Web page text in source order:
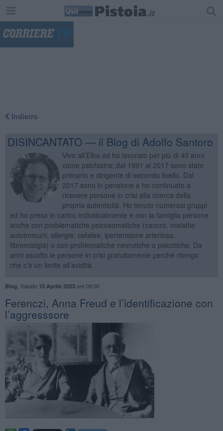
Indietro
DISINCANTATO — il Blog di Adolfo Santoro
Vivo all’Elba ed ho lavorato per più di 40 anni
come psichiatra; dal 1991 al 2017 sono stato
primario e dirigente di secondo livello. Dal
2017 sono in pensione e ho continuato a
ricevere persone in crisi alla ricerca della
propria autenticità. Ho tenuto numerosi gruppi
ed ho preso in carico individualmente e con la famiglia persone
anche con problematiche psicosomatiche (cancro, malattie
autoimmuni, allergie, cefalee, ipertensione arteriosa,
fibromialgia) o con problematiche nevrotiche o psicotiche. Da
anni ascolto le persone in crisi gratuitamente perché ritengo
che c’è un limite all’avidità.
Blog Sabato 15 Aprile 2023ore 09:00
​Ferenczi, Anna Freud e l’identificazione con
l’aggresssore